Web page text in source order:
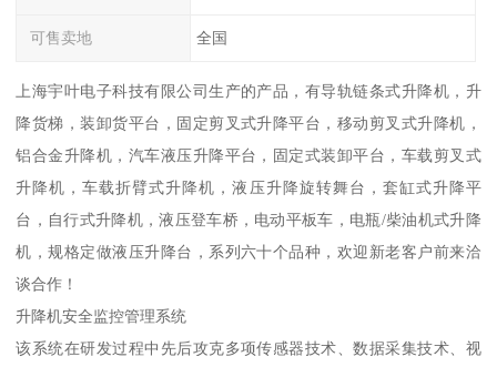
可售卖地 全国
上海宇叶电子科技有限公司生产的产品，有导轨链条式升降机，升
降货梯，装卸货平台，固定剪叉式升降平台，移动剪叉式升降机，
铝合金升降机，汽车液压升降平台，固定式装卸平台，车载剪叉式
升降机，车载折臂式升降机，液压升降旋转舞台，套缸式升降平
台，自行式升降机，液压登车桥，电动平板车，电瓶/柴油机式升降
机，规格定做液压升降台，系列六十个品种，欢迎新老客户前来洽
谈合作！
升降机安全监控管理系统
该系统在研发过程中先后攻克多项传感器技术、数据采集技术、视